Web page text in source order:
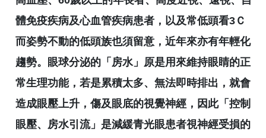
體免疫疾病及心血管疾病患者，以及常低頭看3Ｃ
而姿勢不動的低頭族也須留意，近年來亦有年輕化
趨勢。眼球分泌的「房水」原是用來維持眼睛的正
常生理功能，若是累積太多、無法即時排出，就會
造成眼壓上升，傷及眼底的視覺神經，因此「控制
眼壓、房水引流」是減緩青光眼患者視神經受損的